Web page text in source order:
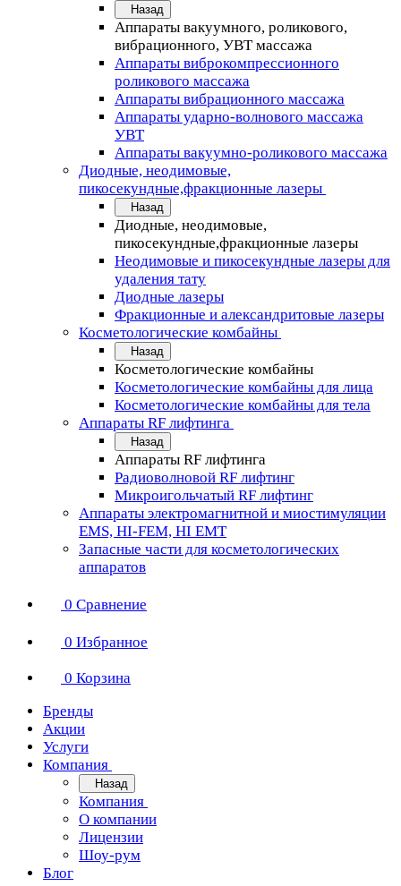
Назад
Аппараты вакуумного, роликового,
вибрационного, УВТ массажа
Аппараты виброкомпрессионного
роликового массажа
Аппараты вибрационного массажа
Аппараты ударно-волнового массажа
УВТ
Аппараты вакуумно-роликового массажа
Диодные, неодимовые,
пикосекундные,фракционные лазеры
Назад
Диодные, неодимовые,
пикосекундные,фракционные лазеры
Неодимовые и пикосекундные лазеры для
удаления тату
Диодные лазеры
Фракционные и александритовые лазеры
Косметологические комбайны
Назад
Косметологические комбайны
Косметологические комбайны для лица
Косметологические комбайны для тела
Аппараты RF лифтинга
Назад
Аппараты RF лифтинга
Радиоволновой RF лифтинг
Микроигольчатый RF лифтинг
Аппараты электромагнитной и миостимуляции
EMS, HI-FEM, HI EMT
Запасные части для косметологических
аппаратов
0 Сравнение
0 Избранное
0 Корзина
Бренды
Акции
Услуги
Компания
Назад
Компания
О компании
Лицензии
Шоу-рум
Блог